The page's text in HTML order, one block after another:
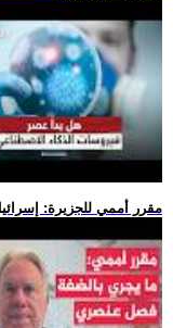
.. مقرر أممي للجزيرة: